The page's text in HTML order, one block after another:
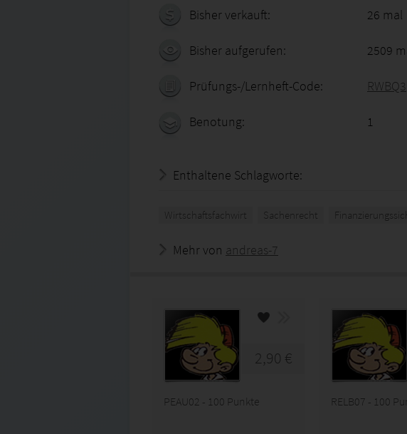
Bisher verkauft: 26 mal
Bisher aufgerufen: 2509
Prüfungs-/Lernheft-Code: RWBQ3
Benotung: 1
Enthaltene Schlagworte:
Wirtschaftsfachwirt Sachenrecht
Mehr von andreas-7
2,90 €
PEAU02 - 100 Punkte RELB07 - 100